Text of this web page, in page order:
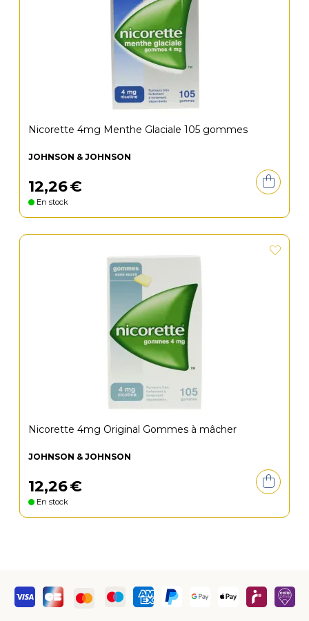
Nicorette 4mg Menthe Glaciale 105 gommes
JOHNSON & JOHNSON
12,26€
En stock
Nicorette 4mg Original Gommes à mâcher
JOHNSON & JOHNSON
12,26€
En stock